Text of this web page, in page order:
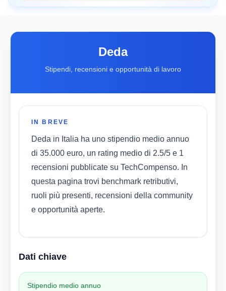
Deda
Stipendi, recensioni e opportunità di lavoro
IN BREVE
Deda in Italia ha uno stipendio medio annuo
di 35.000 euro, un rating medio di 2.5/5 e 1
recensioni pubblicate su TechCompenso. In
questa pagina trovi benchmark retributivi,
ruoli più presenti, recensioni della community
e opportunità aperte.
Dati chiave
Stipendio medio annuo